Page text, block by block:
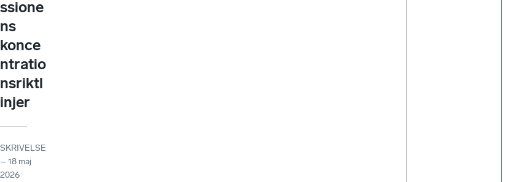
ssione
ns
konce
ntratio
nsriktl
injer
SKRIVELSE
– 18 maj
2026